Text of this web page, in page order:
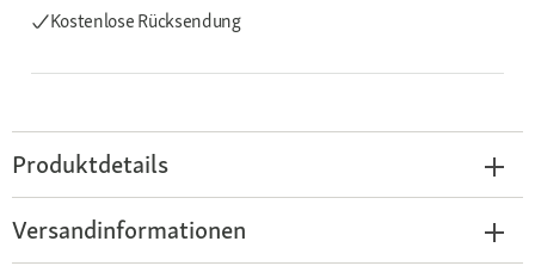
Kostenlose Rücksendung
Produktdetails
Versandinformationen